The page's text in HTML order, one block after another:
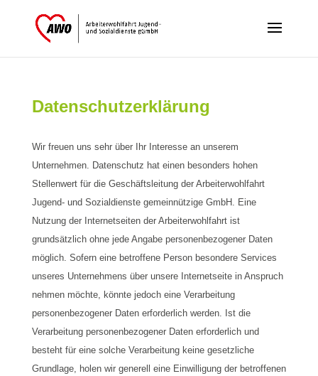
Datenschutzerklärung
Wir freuen uns sehr über Ihr Interesse an unserem
Unternehmen. Datenschutz hat einen besonders hohen
Stellenwert für die Geschäftsleitung der Arbeiterwohlfahrt
Jugend- und Sozialdienste gemeinnützige GmbH. Eine
Nutzung der Internetseiten der Arbeiterwohlfahrt ist
grundsätzlich ohne jede Angabe personenbezogener Daten
möglich. Sofern eine betroffene Person besondere Services
unseres Unternehmens über unsere Internetseite in Anspruch
nehmen möchte, könnte jedoch eine Verarbeitung
personenbezogener Daten erforderlich werden. Ist die
Verarbeitung personenbezogener Daten erforderlich und
besteht für eine solche Verarbeitung keine gesetzliche
Grundlage, holen wir generell eine Einwilligung der betroffenen